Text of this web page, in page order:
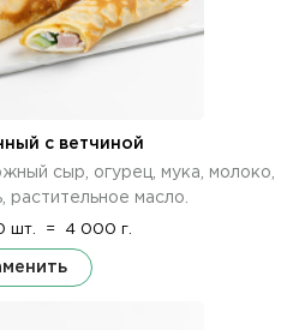
с ветчиной
сыр, огурец, мука, молоко,
растительное масло.
шт. = 4 000 г.